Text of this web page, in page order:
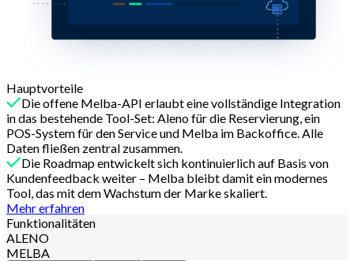
Hauptvorteile
Die offene Melba-API erlaubt eine vollständige Integration
in das bestehende Tool-Set: Aleno für die Reservierung, ein
POS-System für den Service und Melba im Backoffice. Alle
Daten fließen zentral zusammen.
Die Roadmap entwickelt sich kontinuierlich auf Basis von
Kundenfeedback weiter – Melba bleibt damit ein modernes
Tool, das mit dem Wachstum der Marke skaliert.
Mehr erfahren
Funktionalitäten
ALENO
MELBA